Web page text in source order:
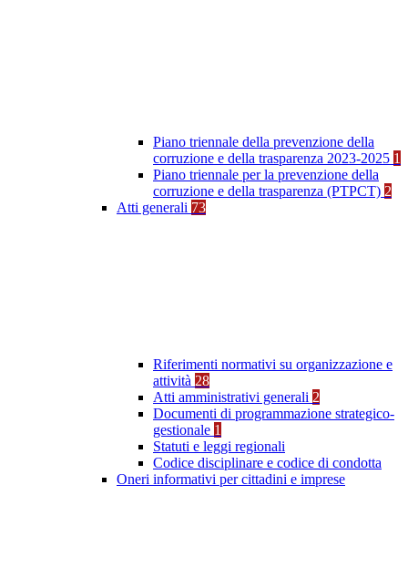
Piano triennale della prevenzione della
corruzione e della trasparenza 2023-2025 1
Piano triennale per la prevenzione della
corruzione e della trasparenza (PTPCT) 2
Atti generali 73
Riferimenti normativi su organizzazione e
attività 28
Atti amministrativi generali 2
Documenti di programmazione strategico-
gestionale 1
Statuti e leggi regionali
Codice disciplinare e codice di condotta
Oneri informativi per cittadini e imprese